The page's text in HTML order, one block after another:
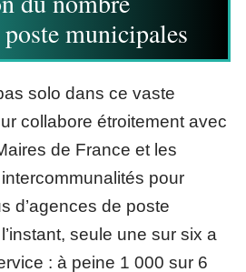
poste municipales
solo dans ce vaste
collabore étroitement avec
de France et les
pour
d’agences de poste
seule une sur six a
: à peine 1 000 sur 6